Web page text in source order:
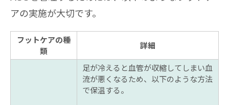
アの実施が大切です。
フットケアの種
類
詳細
足が冷えると血管が収縮してしまい血
流が悪くなるため、以下のような方法
で保温する。